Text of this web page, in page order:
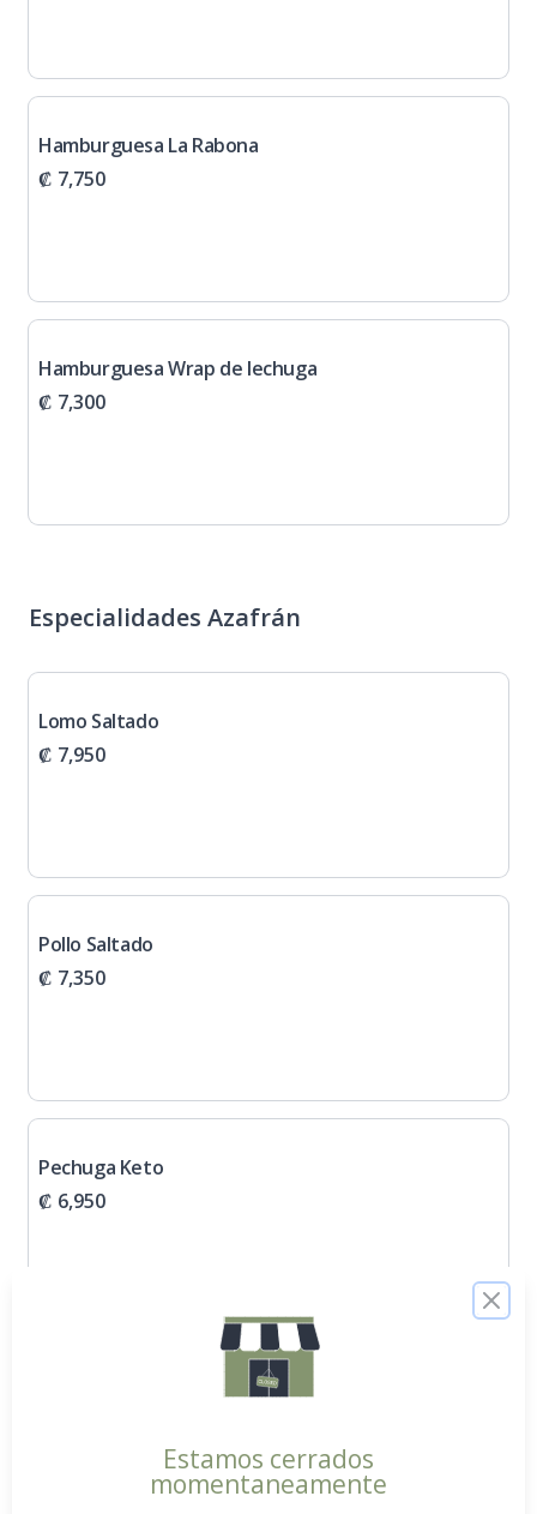
Hamburguesa La Rabona
₡ 7,750
Hamburguesa Wrap de lechuga
₡ 7,300
Especialidades Azafrán
Lomo Saltado
₡ 7,950
Pollo Saltado
₡ 7,350
Pechuga Keto
₡ 6,950
Estamos cerrados
momentaneamente